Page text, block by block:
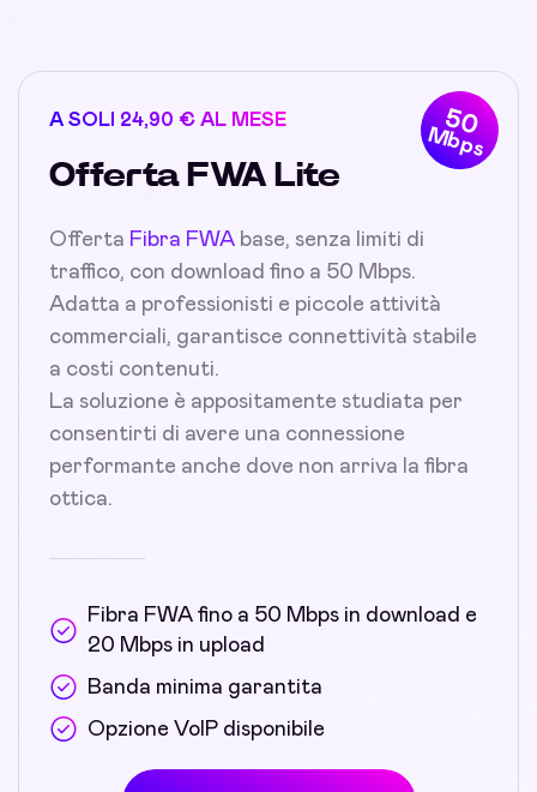
50
Mbps
A SOLI 24,90 € AL MESE
Offerta FWA Lite
Offerta Fibra FWA base, senza limiti di
traffico, con download fino a 50 Mbps.
Adatta a professionisti e piccole attività
commerciali, garantisce connettività stabile
a costi contenuti.
La soluzione è appositamente studiata per
consentirti di avere una connessione
performante anche dove non arriva la fibra
ottica.
Fibra FWA fino a 50 Mbps in download e
20 Mbps in upload
Banda minima garantita
Opzione VoIP disponibile